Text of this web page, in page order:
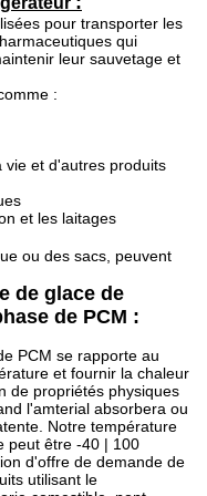
pour transporter les
qui
leur sauvetage et
:
vie et d'autres produits
et les laitages
ou des sacs, peuvent
de glace de
de PCM :
PCM se rapporte au
et fournir la chaleur
de propriétés physiques
l'amterial absorbera ou
Notre température
peut être -40 | 100
d'offre de demande de
utilisant le